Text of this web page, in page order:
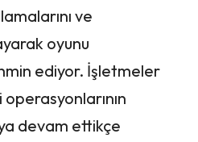
ve
oyunu
ediyor. İşletmeler
devam ettikçe